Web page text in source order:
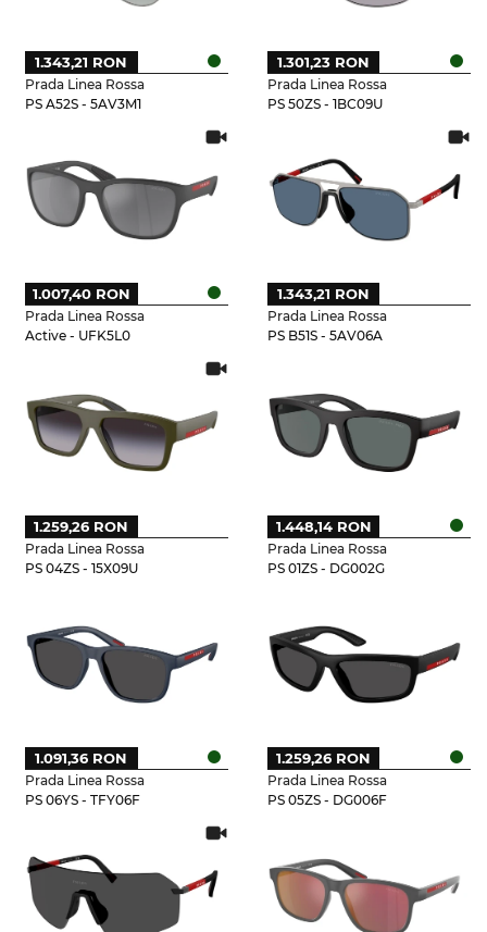
Prada Linea Rossa
PS A52S - 5AV3M1
1.343,21 RON
Prada Linea Rossa
PS 50ZS - 1BC09U
1.301,23 RON
Prada Linea Rossa
Active - UFK5L0
1.007,40 RON
Prada Linea Rossa
PS B51S - 5AV06A
1.343,21 RON
Prada Linea Rossa
PS 04ZS - 15X09U
1.259,26 RON
Prada Linea Rossa
PS 01ZS - DG002G
1.448,14 RON
Prada Linea Rossa
PS 06YS - TFY06F
1.091,36 RON
Prada Linea Rossa
PS 05ZS - DG006F
1.259,26 RON